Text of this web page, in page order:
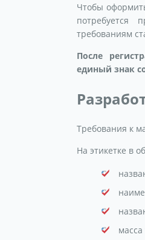
Чтобы
потребуется
требованиям
После
единый знак
Требования к
На этикетке в
масса